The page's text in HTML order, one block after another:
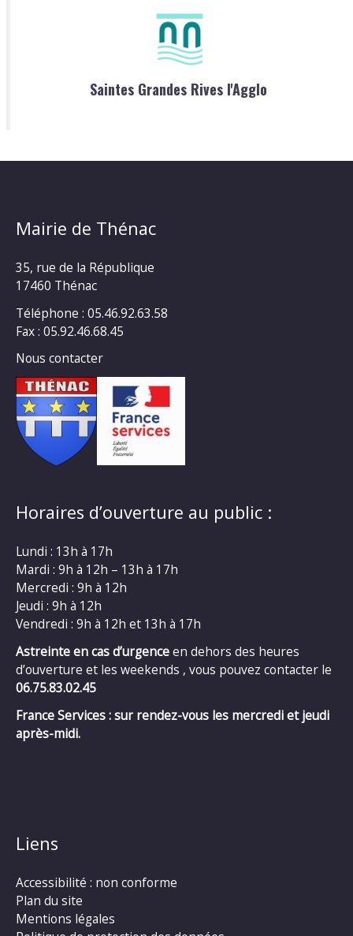
Saintes Grandes Rives l'Agglo
Mairie de Thénac
35, rue de la République
17460 Thénac
Téléphone : 05.46.92.63.58
Fax : 05.92.46.68.45
Nous contacter
Horaires d’ouverture au public :
Lundi : 13h à 17h
Mardi : 9h à 12h – 13h à 17h
Mercredi : 9h à 12h
Jeudi : 9h à 12h
Vendredi : 9h à 12h et 13h à 17h
Astreinte en cas d’urgenceen dehors des heures
d’ouverture et les weekends , vous pouvez contacter le
06.75.83.02.45
France Services : sur rendez-vous les mercredi et jeudi
après-midi.
Liens
Accessibilité : non conforme
Plan du site
Mentions légales